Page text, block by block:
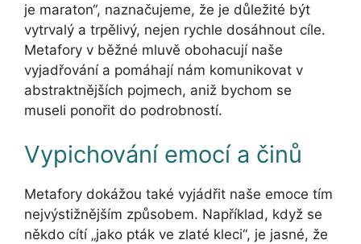
je maraton“, naznačujeme, že je důležité být
vytrvalý a trpělivý, nejen rychle dosáhnout cíle.
Metafory v běžné mluvě obohacují naše
vyjadřování a pomáhají nám komunikovat v
abstraktnějších pojmech, aniž bychom se
museli ponořit do podrobností.
Vypichování emocí a činů
Metafory dokážou také vyjádřit naše emoce tím
nejvýstižnějším způsobem. Například, když se
někdo cítí „jako pták ve zlaté kleci“, je jasné, že